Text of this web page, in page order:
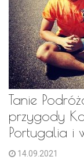
Tanie
przygody
Portugalia i
14.09.2021